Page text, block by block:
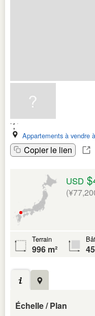
Appartements à vendre
Copier le lien
USD
Terrain
996 m²
Échelle / Plan